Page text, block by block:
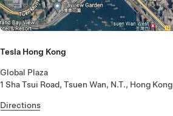
Tesla Hong Kong
Global Plaza
1 Sha Tsui Road, Tsuen Wan, N.T., Hong Kong
Directions